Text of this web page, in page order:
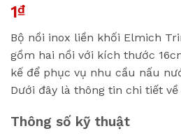
1₫
Bộ nồi inox liền khối Elmich
gồm hai nồi với kích thước
kế để phục vụ nhu cầu nấu
Dưới đây là thông tin chi tiết về
Thông số kỹ thuật